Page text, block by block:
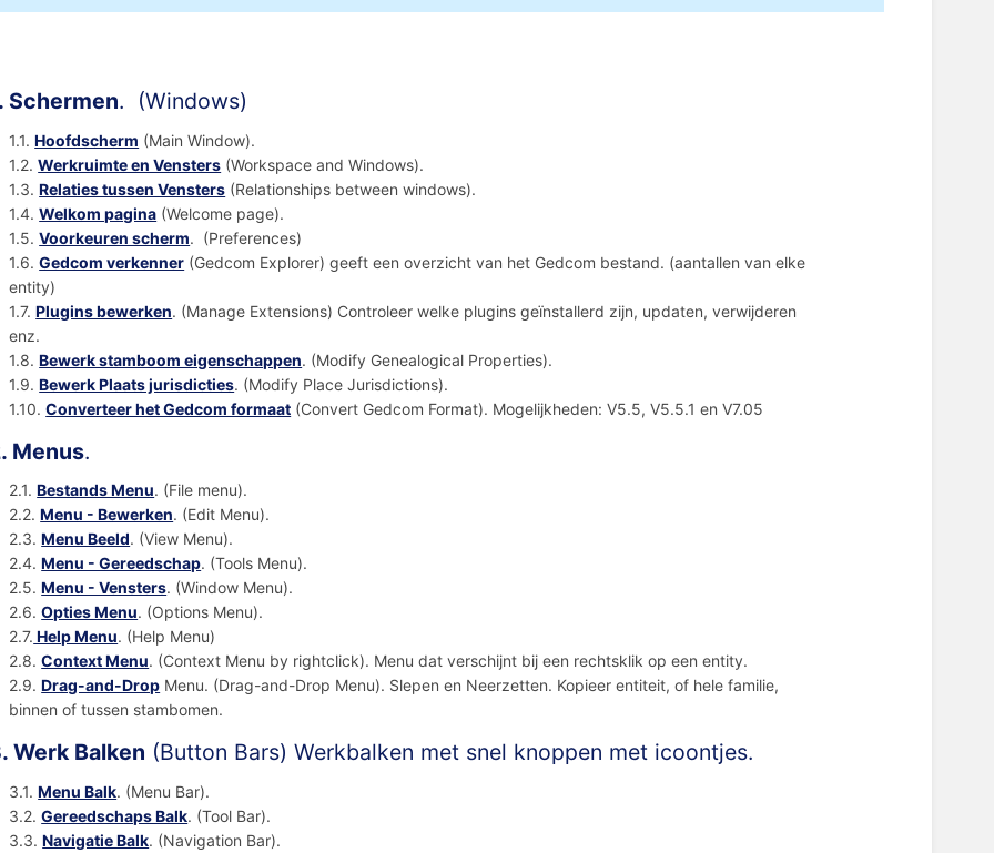
Schermen. (Windows)
1.1.Hoofdscherm (Main Window).
1.2.Werkruimte en Vensters (Workspace and Windows).
1.3.Relaties tussen Vensters (Relationships between windows).
1.4.Welkom pagina (Welcome page).
1.5.Voorkeuren scherm. (Preferences)
1.6.Gedcom verkenner (Gedcom Explorer) geeft een overzicht van het Gedcom bestand. (aantallen van elke
entity)
1.7.Plugins bewerken. (Manage Extensions) Controleer welke plugins geïnstallerd zijn, updaten, verwijderen
enz.
1.8.Bewerk stamboom eigenschappen. (Modify Genealogical Properties).
1.9.Bewerk Plaats jurisdicties. (Modify Place Jurisdictions).
1.10.Converteer het Gedcom formaat (Convert Gedcom Format). Mogelijkheden: V5.5, V5.5.1 en V7.05
Menus.
2.1.Bestands Menu. (File menu).
2.2.Menu - Bewerken. (Edit Menu).
2.3.Menu Beeld. (View Menu).
2.4.Menu - Gereedschap. (Tools Menu).
2.5.Menu - Vensters. (Window Menu).
2.6.Opties Menu. (Options Menu).
2.7. Help Menu. (Help Menu)
2.8.Context Menu. (Context Menu by rightclick). Menu dat verschijnt bij een rechtsklik op een entity.
2.9.Drag-and-Drop Menu. (Drag-and-Drop Menu). Slepen en Neerzetten. Kopieer entiteit, of hele familie,
binnen of tussen stambomen.
Werk Balken (Button Bars) Werkbalken met snel knoppen met icoontjes.
3.1.Menu Balk. (Menu Bar).
3.2.Gereedschaps Balk. (Tool Bar).
3.3.Navigatie Balk. (Navigation Bar).